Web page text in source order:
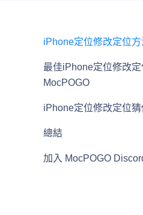
iPhone定位修改定位方
最佳iPhone定位修改
MocPOGO
iPhone定位修改定位猜
總結
加入 MocPOGO